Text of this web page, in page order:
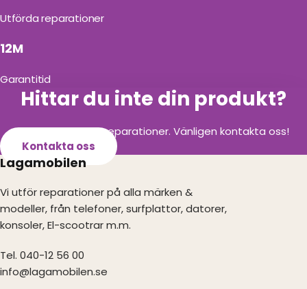
Utförda reparationer
12M
Garantitid
Hittar du inte din produkt?
Vi utför alla olika reparationer. Vänligen kontakta oss!
Kontakta oss
Lagamobilen
Vi utför reparationer på alla märken &
modeller, från telefoner, surfplattor, datorer,
konsoler, El-scootrar m.m.
Tel. 040-12 56 00
info@lagamobilen.se